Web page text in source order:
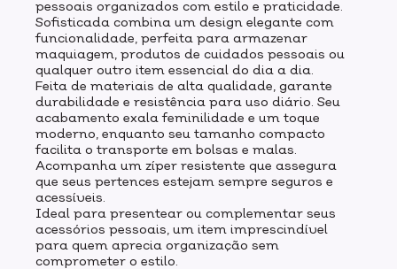
pessoais organizados com estilo e praticidade.
Sofisticada combina um design elegante com
funcionalidade, perfeita para armazenar
maquiagem, produtos de cuidados pessoais ou
qualquer outro item essencial do dia a dia.
Feita de materiais de alta qualidade, garante
durabilidade e resistência para uso diário. Seu
acabamento exala feminilidade e um toque
moderno, enquanto seu tamanho compacto
facilita o transporte em bolsas e malas.
Acompanha um zíper resistente que assegura
que seus pertences estejam sempre seguros e
acessíveis.
Ideal para presentear ou complementar seus
acessórios pessoais, um item imprescindível
para quem aprecia organização sem
comprometer o estilo.